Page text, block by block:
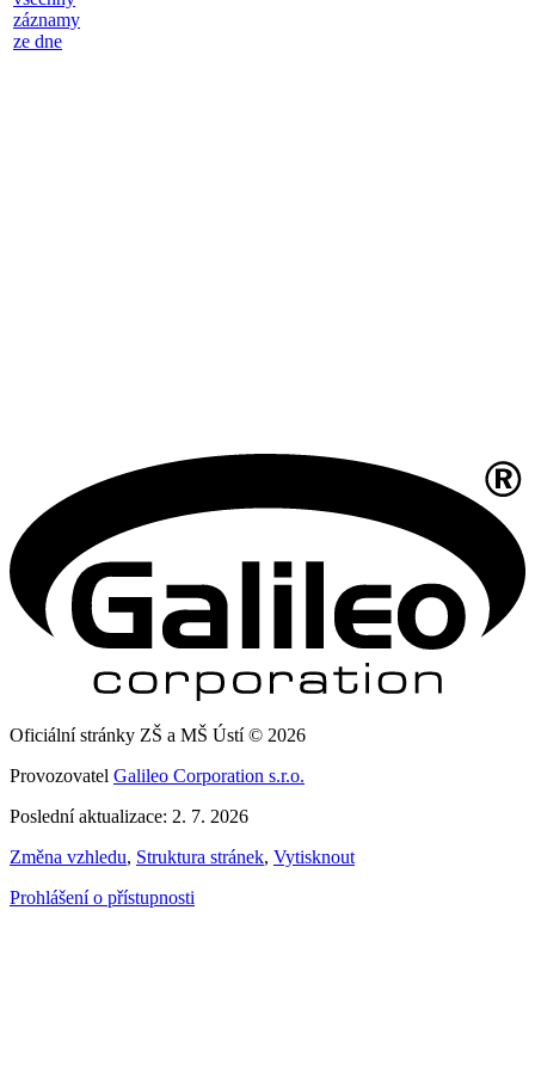
záznamy
ze dne
Oficiální stránky ZŠ a MŠ Ústí © 2026
Provozovatel Galileo Corporation s.r.o.
Poslední aktualizace: 2. 7. 2026
Změna vzhledu, Struktura stránek, Vytisknout
Prohlášení o přístupnosti